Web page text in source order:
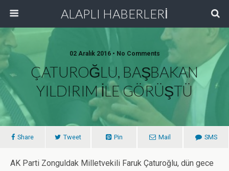
ALAPLI HABERLERİ
02 Aralık 2016 • No Comments
ÇATUROĞLU, BAŞBAKAN
YILDIRIM İLE GÖRÜŞTÜ
Share Tweet Pin Mail SMS
AK Parti Zonguldak Milletvekili Faruk Çaturoğlu, dün gece